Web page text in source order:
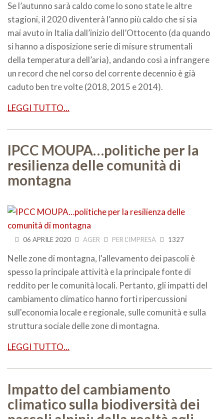
Se l’autunno sarà caldo come lo sono state le altre
stagioni, il 2020 diventerà l’anno più caldo che si sia
mai avuto in Italia dall’inizio dell’Ottocento (da quando
si hanno a disposizione serie di misure strumentali
della temperatura dell’aria), andando così a infrangere
un record che nel corso del corrente decennio è già
caduto ben tre volte (2018, 2015 e 2014).
LEGGI TUTTO...
IPCC MOUPA…politiche per la
resilienza delle comunità di
montagna
06 APRILE 2020 AGER PER L'IMPRESA 1327
Nelle zone di montagna, l'allevamento dei pascoli è
spesso la principale attività e la principale fonte di
reddito per le comunità locali. Pertanto, gli impatti del
cambiamento climatico hanno forti ripercussioni
sull'economia locale e regionale, sulle comunità e sulla
struttura sociale delle zone di montagna.
LEGGI TUTTO...
Impatto del cambiamento
climatico sulla biodiversità dei